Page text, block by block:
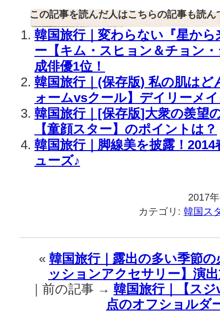
この記事を読んだ人はこちらの記事も読ん
韓国旅行｜変わらない『星か
ー【キム・スヒョン＆チョン
成俳優1位！
韓国旅行｜(保存版) 私の肌はど
ォームvsクール】デイリーメ
韓国旅行｜[保存版]大衆の羨望
【童顔スター】のポイントは？
韓国旅行｜脚線美を披露！
ューズ♪
2017
カテゴリ: 韓国ス
« 韓国旅行｜露出の多い季節
ッションアクセサリー】演
｜前の記事 → 韓国旅行｜【ス
点のオフショルダ